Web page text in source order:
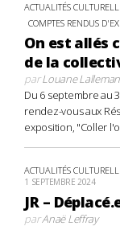
ACTUALITÉS
COMPTES RENDUS
On est allés
de la
parLouane
Du 6 septembre au
rendez-vous aux
exposition, "Coller
ACTUALITÉS
1 SEPTEMBRE 2024
JR –
parAnaë Leffray